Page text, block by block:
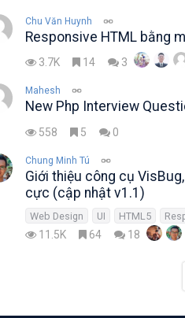
Chu Văn Huynh
Responsive HTML bằng
3.7K 14 3
Mahesh
New Php Interview
558 5 0
Chung Minh Tú
Giới thiệu công cụ
cực (cập nhật v1.1)
Web Design UI HTML5
11.5K 64 18